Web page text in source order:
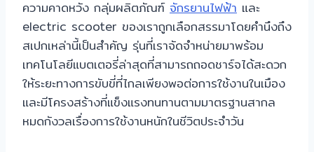
ความคาดหวัง กลุ่มผลิตภัณฑ์ จักรยานไฟฟ้า และ
electric scooter ของเราถูกเลือกสรรมาโดยคำนึงถึง
สเปกเหล่านี้เป็นสำคัญ รุ่นที่เราจัดจำหน่ายมาพร้อม
เทคโนโลยีแบตเตอรี่ล่าสุดที่สามารถถอดชาร์จได้สะดวก
ให้ระยะทางการขับขี่ที่ไกลเพียงพอต่อการใช้งานในเมือง
และมีโครงสร้างที่แข็งแรงทนทานตามมาตรฐานสากล
หมดกังวลเรื่องการใช้งานหนักในชีวิตประจำวัน